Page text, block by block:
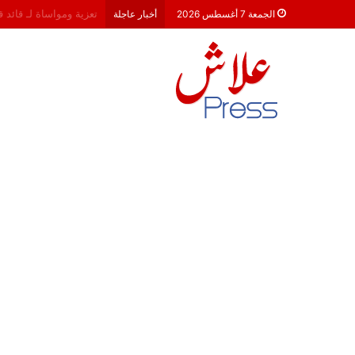
الجمعة 7 أغسطس 2026 أخبار عاجلة هشام جناح: من تألق